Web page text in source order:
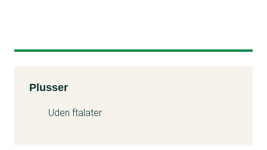
Kemitest
Plusser
Uden ftalater